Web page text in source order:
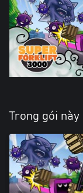
Trong gói này